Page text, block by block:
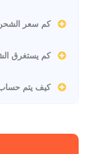
كم سعر
كم يستغرق
كيف يتم